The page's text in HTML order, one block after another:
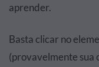
aprender.
Basta clicar no
(provavelmente sua